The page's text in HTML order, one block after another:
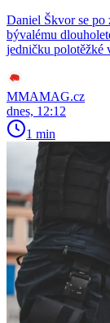
Daniel Škvor se po
bývalému
jedničku polotěžké
MMAMAG.cz
dnes, 12:12
1 min